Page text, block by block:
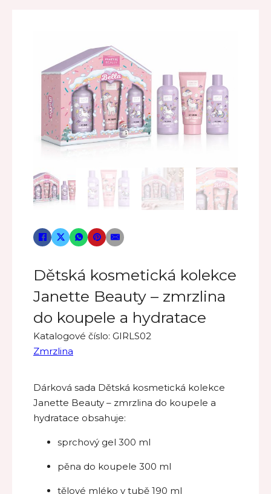
Dětská kosmetická kolekce
Janette Beauty – zmrzlina
do koupele a hydratace
Katalogové číslo: GIRLS02
Zmrzlina
Dárková sada Dětská kosmetická kolekce
Janette Beauty – zmrzlina do koupele a
hydratace obsahuje:
sprchový gel 300 ml
pěna do koupele 300 ml
tělové mléko v tubě 190 ml